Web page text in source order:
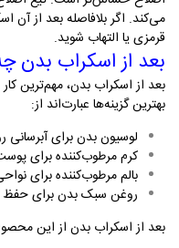
می‌کند. اگر بلافاصله بعد از
قرمزی یا التهاب شوید.
بعد از اسکراب بدن
بعد از اسکراب بدن، مهم‌ترین
بهترین گزینه‌ها عبارت‌اند از:
لوسیون بدن برای آبرسانی
کرم مرطوب‌کننده برای
بالم مرطوب‌کننده برای
روغن سبک بدن برای
بعد از اسکراب بدن از این